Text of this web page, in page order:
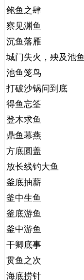
鲍鱼之肆
察见渊鱼
沉鱼落雁
城门失火，殃及池鱼
池鱼笼鸟
打破沙锅问到底
得鱼忘筌
登木求鱼
鼎鱼幕燕
方底圆盖
放长线钓大鱼
釜底抽薪
釜中生鱼
釜底游鱼
釜中游鱼
干卿底事
贯鱼之次
海底捞针